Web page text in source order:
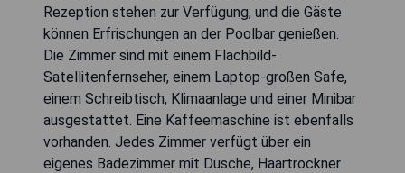
Rezeption stehen zur Verfügung, und die Gäste
können Erfrischungen an der Poolbar genießen.
Die Zimmer sind mit einem Flachbild-
Satellitenfernseher, einem Laptop-großen Safe,
einem Schreibtisch, Klimaanlage und einer Minibar
ausgestattet. Eine Kaffeemaschine ist ebenfalls
vorhanden. Jedes Zimmer verfügt über ein
eigenes Badezimmer mit Dusche, Haartrockner